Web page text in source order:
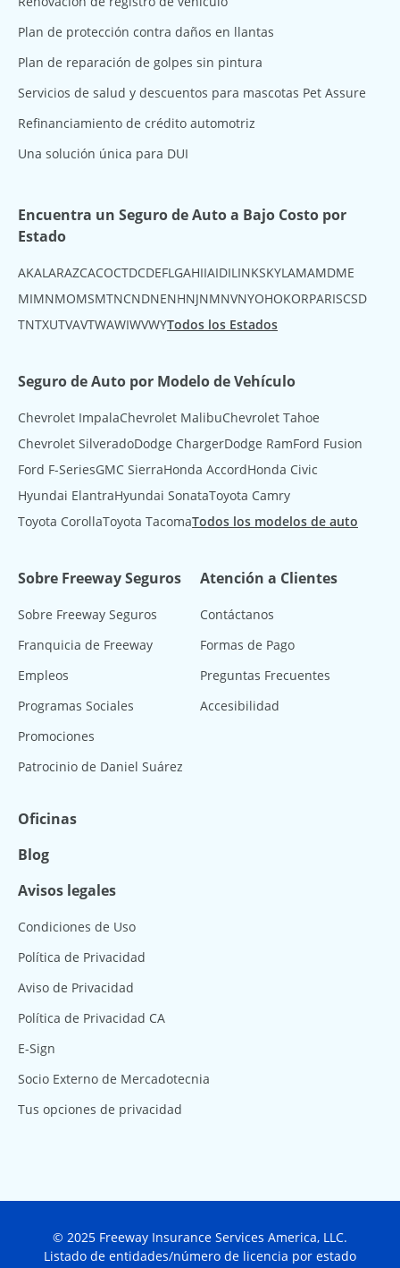
Plan de protección contra daños en llantas
Plan de reparación de golpes sin pintura
Servicios de salud y descuentos para mascotas Pet Assure
Refinanciamiento de crédito automotriz
Una solución única para DUI
Encuentra un Seguro de Auto a Bajo Costo por
Estado
AKAL ARAZCACOCTDCDEFL GAHIIAIDIL INKSKYLAMAMDME
MIMNMOMSMTNCNDNENHNJNMNVNYOHOKORPARISCSD
TNTXUTVAVTWAWIWVWYTodos los Estados
Seguro de Auto por Modelo de Vehículo
Chevrolet ImpalaChevrolet MalibuChevrolet Tahoe
Chevrolet SilveradoDodge ChargerDodge RamFord Fusion
Ford F-SeriesGMC SierraHonda AccordHonda Civic
Hyundai ElantraHyundai SonataToyota Camry
Toyota CorollaToyota TacomaTodos los modelos de auto
Sobre Freeway Seguros
Sobre Freeway Seguros
Franquicia de Freeway
Empleos
Programas Sociales
Promociones
Patrocinio de Daniel Suárez
Atención a Clientes
Contáctanos
Formas de Pago
Preguntas Frecuentes
Accesibilidad
Oficinas
Blog
Avisos legales
Condiciones de Uso
Política de Privacidad
Aviso de Privacidad
Política de Privacidad CA
E-Sign
Socio Externo de Mercadotecnia
Tus opciones de privacidad
© 2025 Freeway Insurance Services America, LLC.
Listado de entidades/número de licencia por estado